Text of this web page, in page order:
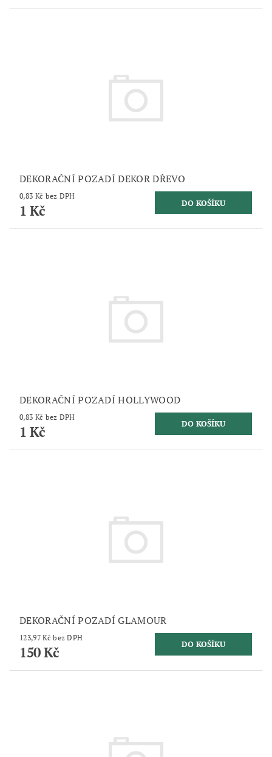
DEKORAČNÍ POZADÍ DEKOR DŘEVO
0,83 Kč bez DPH
1 Kč
DEKORAČNÍ POZADÍ HOLLYWOOD
0,83 Kč bez DPH
1 Kč
DEKORAČNÍ POZADÍ GLAMOUR
123,97 Kč bez DPH
150 Kč